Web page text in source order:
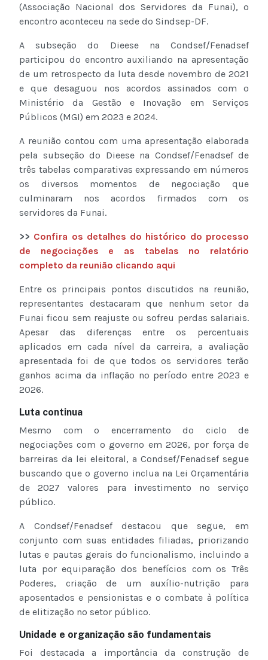
(Associação Nacional dos Servidores da Funai), o
encontro aconteceu na sede do Sindsep-DF.
A subseção do Dieese na Condsef/Fenadsef
participou do encontro auxiliando na apresentação
de um retrospecto da luta desde novembro de 2021
e que desaguou nos acordos assinados com o
Ministério da Gestão e Inovação em Serviços
Públicos (MGI) em 2023 e 2024.
A reunião contou com uma apresentação elaborada
pela subseção do Dieese na Condsef/Fenadsef de
três tabelas comparativas expressando em números
os diversos momentos de negociação que
culminaram nos acordos firmados com os
servidores da Funai.
>> Confira os detalhes do histórico do processo
de negociações e as tabelas no relatório
completo da reunião clicando aqui
Entre os principais pontos discutidos na reunião,
representantes destacaram que nenhum setor da
Funai ficou sem reajuste ou sofreu perdas salariais.
Apesar das diferenças entre os percentuais
aplicados em cada nível da carreira, a avaliação
apresentada foi de que todos os servidores terão
ganhos acima da inflação no período entre 2023 e
2026.
Luta continua
Mesmo com o encerramento do ciclo de
negociações com o governo em 2026, por força de
barreiras da lei eleitoral, a Condsef/Fenadsef segue
buscando que o governo inclua na Lei Orçamentária
de 2027 valores para investimento no serviço
público.
A Condsef/Fenadsef destacou que segue, em
conjunto com suas entidades filiadas, priorizando
lutas e pautas gerais do funcionalismo, incluindo a
luta por equiparação dos benefícios com os Três
Poderes, criação de um auxílio-nutrição para
aposentados e pensionistas e o combate à política
de elitização no setor público.
Unidade e organização são fundamentais
Foi destacada a importância da construção de